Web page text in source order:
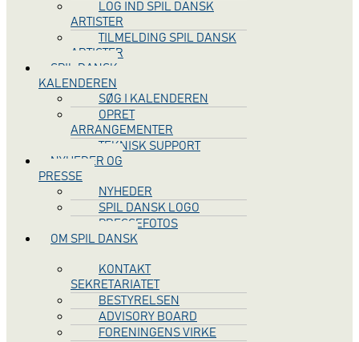
LOG IND SPIL DANSK
ARTISTER
TILMELDING SPIL DANSK
ARTISTER
SPIL DANSK
KALENDEREN
SØG I KALENDEREN
OPRET
ARRANGEMENTER
TEKNISK SUPPORT
NYHEDER OG
PRESSE
NYHEDER
SPIL DANSK LOGO
PRESSEFOTOS
OM SPIL DANSK
KONTAKT
SEKRETARIATET
BESTYRELSEN
ADVISORY BOARD
FORENINGENS VIRKE